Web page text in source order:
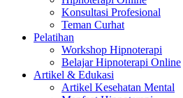
Konsultasi Profesional
Teman Curhat
Pelatihan
Workshop Hipnoterapi
Belajar Hipnoterapi Online
Artikel & Edukasi
Artikel Kesehatan Mental